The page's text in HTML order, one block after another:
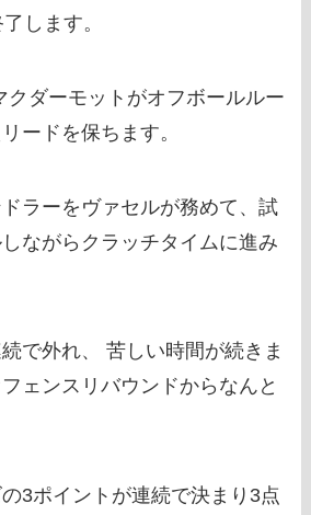
します。
クダーモットがオフボールルー
ードを保ちます。
ラーをヴァセルが務めて、試
ながらクラッチタイムに進み
で外れ、 苦しい時間が続きま
ェンスリバウンドからなんと
3ポイントが連続で決まり3点